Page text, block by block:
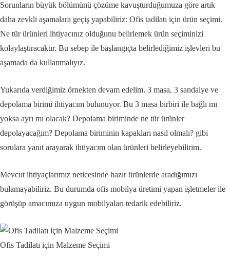
Sorunların büyük bölümünü çözüme kavuşturduğumuza göre artık
daha zevkli aşamalara geçiş yapabiliriz: Ofis tadilatı için ürün seçimi.
Ne tür ürünleri ihtiyacınız olduğunu belirlemek ürün seçiminizi
kolaylaştıracaktır. Bu sebep ile başlangıçta belirlediğimiz işlevleri bu
aşamada da kullanmalıyız.
Yukarıda verdiğimiz örnekten devam edelim. 3 masa, 3 sandalye ve
depolama birimi ihtiyacım bulunuyor. Bu 3 masa birbiri ile bağlı mı
yoksa ayrı mı olacak? Depolama biriminde ne tür ürünler
depolayacağım? Depolama biriminin kapakları nasıl olmalı? gibi
sorulara yanıt arayarak ihtiyacım olan ürünleri belirleyebilirim.
Mevcut ihtiyaçlarımız neticesinde hazır ürünlerde aradığımızı
bulamayabiliriz. Bu durumda ofis mobilya üretimi yapan işletmeler ile
görüşüp amacımıza uygun mobilyaları tedarik edebiliriz.
Ofis Tadilatı için Malzeme Seçimi